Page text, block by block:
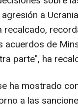
a
recalcado,
acuerdos de
parte", ha
ha mostrado
a las